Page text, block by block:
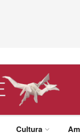
Cultura